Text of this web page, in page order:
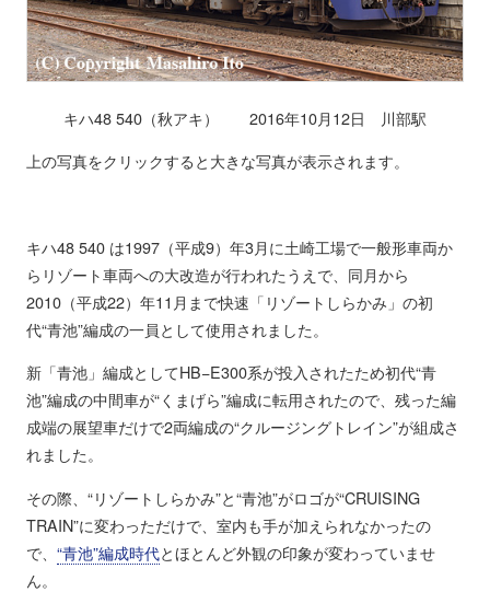
キハ48 540（秋アキ） 2016年10月12日 川部駅
上の写真をクリックすると大きな写真が表示されます。
キハ48 540 は1997（平成9）年3月に土崎工場で一般形車両か
らリゾート車両への大改造が行われたうえで、同月から
2010（平成22）年11月まで快速「リゾートしらかみ」の初
代“青池”編成の一員として使用されました。
新「青池」編成としてHB−E300系が投入されたため初代“青
池”編成の中間車が“くまげら”編成に転用されたので、残った編
成端の展望車だけで2両編成の“クルージングトレイン”が組成さ
れました。
その際、“リゾートしらかみ”と“青池”がロゴが“CRUISING
TRAIN”に変わっただけで、室内も手が加えられなかったの
で、 “青池”編成時代とほとんど外観の印象が変わっていませ
ん。